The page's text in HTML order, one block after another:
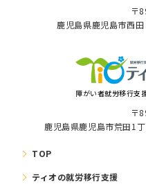
〒
⿅児島県⿅児島市⻄
障がい者就労移⾏⽀
〒
鹿児島県鹿児島市荒田1
TOP
ティオの就労移⾏⽀援